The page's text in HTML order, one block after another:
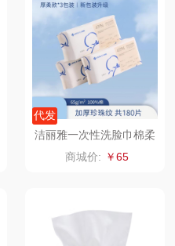
千问 杜邦（餐具类）
奥克斯
无印良品（代理
商）
味滋源（品牌方）
呼也
三胖蛋
欧丽薇兰 易路达
代发
洁丽雅一次性洗脸巾棉柔
巾洁面巾90抽3包20250
009
商城价: ￥65